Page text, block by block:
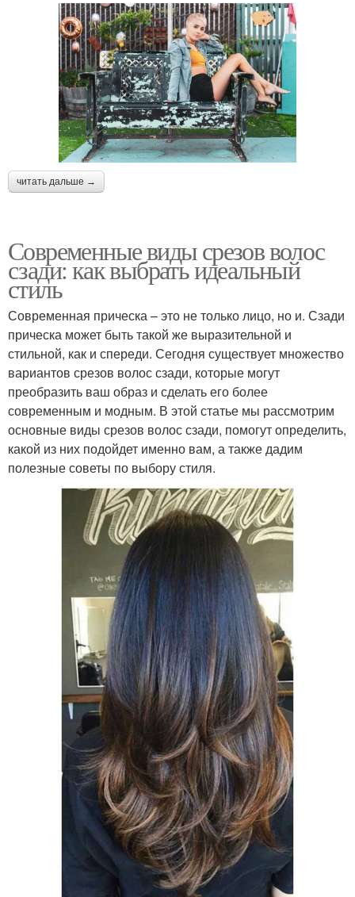
читать дальше →
Современные виды срезов волос
сзади: как выбрать идеальный
стиль
Современная прическа – это не только лицо, но и. Сзади
прическа может быть такой же выразительной и
стильной, как и спереди. Сегодня существует множество
вариантов срезов волос сзади, которые могут
преобразить ваш образ и сделать его более
современным и модным. В этой статье мы рассмотрим
основные виды срезов волос сзади, помогут определить,
какой из них подойдет именно вам, а также дадим
полезные советы по выбору стиля.